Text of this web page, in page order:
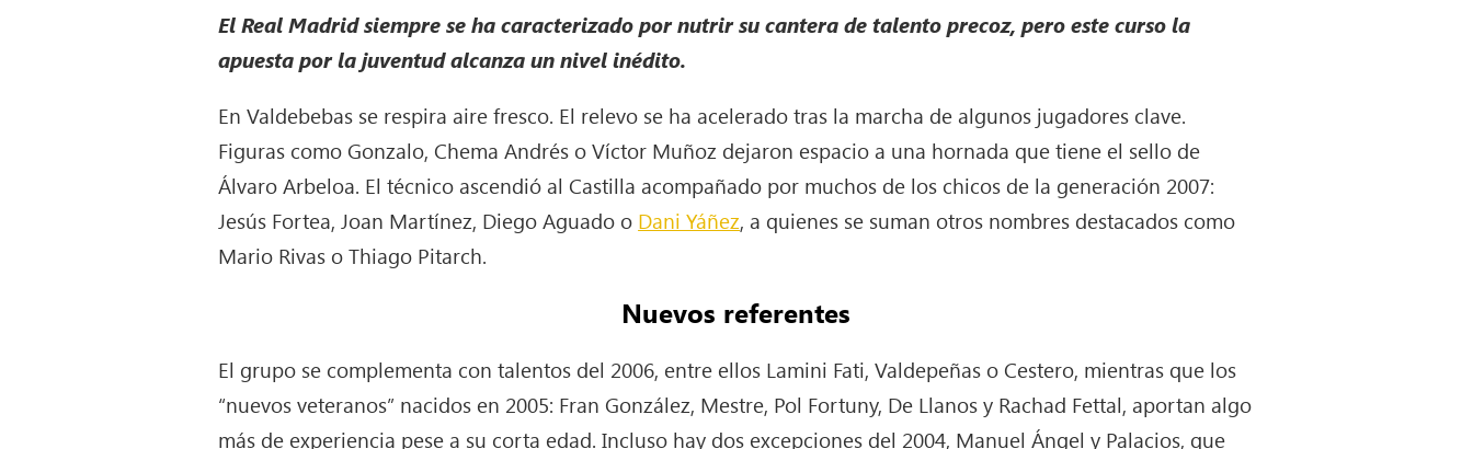
El Real Madrid siempre se ha caracterizado por nutrir su cantera de talento precoz, pero este curso la
apuesta por la juventud alcanza un nivel inédito.
En Valdebebas se respira aire fresco. El relevo se ha acelerado tras la marcha de algunos jugadores clave.
Figuras como Gonzalo, Chema Andrés o Víctor Muñoz dejaron espacio a una hornada que tiene el sello de
Álvaro Arbeloa. El técnico ascendió al Castilla acompañado por muchos de los chicos de la generación 2007:
Jesús Fortea, Joan Martínez, Diego Aguado o Dani Yáñez, a quienes se suman otros nombres destacados como
Mario Rivas o Thiago Pitarch.
Nuevos referentes
El grupo se complementa con talentos del 2006, entre ellos Lamini Fati, Valdepeñas o Cestero, mientras que los
“nuevos veteranos” nacidos en 2005: Fran González, Mestre, Pol Fortuny, De Llanos y Rachad Fettal, aportan algo
más de experiencia pese a su corta edad. Incluso hay dos excepciones del 2004, Manuel Ángel y Palacios, que